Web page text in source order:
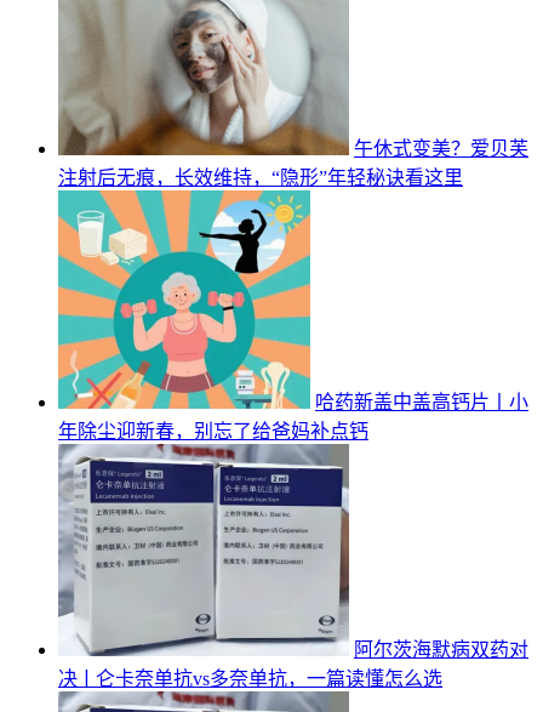
午休式变美？爱贝芙
注射后无痕，长效维持，“隐形”年轻秘诀看这里
哈药新盖中盖高钙片丨小
年除尘迎新春，别忘了给爸妈补点钙
阿尔茨海默病双药对
决ￜ仑卡奈单抗vs多奈单抗，一篇读懂怎么选